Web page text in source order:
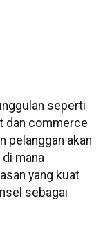
seperti
dan commerce
pelanggan akan
mana
yang kuat
sebagai